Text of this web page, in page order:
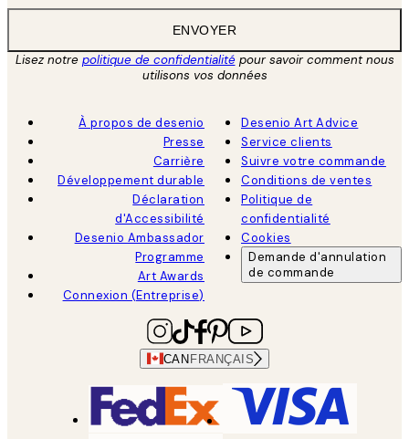
ENVOYER
Lisez notre politique de confidentialitépour savoir comment nous
utilisons vos données
À propos de desenio
Presse
Carrière
Développement durable
Déclaration
d'Accessibilité
Desenio Ambassador
Programme
Art Awards
Connexion (Entreprise)
Desenio Art Advice
Service clients
Suivre votre commande
Conditions de ventes
Politique de
confidentialité
Cookies
Demande d'annulation
de commande
CAN FRANÇAIS